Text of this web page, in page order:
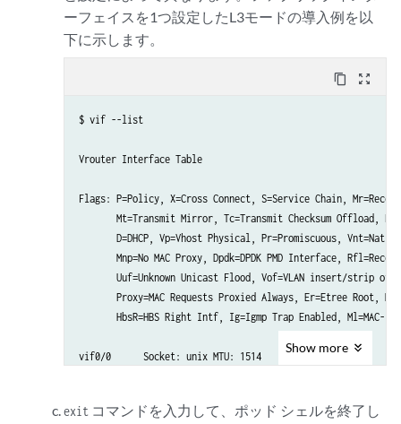
ーフェイスを1つ設定したL3モードの導入例を以
下に示します。
content_copy zoom_out_map
$ vif --list
Vrouter Interface Table
Flags: P=Policy, X=Cross Connect, S=Service Chain,
Mt=Transmit Mirror, Tc=Transmit Checksum Offload,
D=DHCP, Vp=Vhost Physical, Pr=Promiscuous,
Mnp=No MAC Proxy, Dpdk=DPDK PMD Interface,
Uuf=Unknown Unicast Flood, Vof=VLAN insert/strip
Proxy=MAC Requests Proxied Always, Er=Etree Root,
HbsR=HBS Right Intf, Ig=Igmp Trap Enabled, Ml=MAC-
vif0/0      Socket: unix MTU: 1514
RX queue errors to lcore 0 0 0 0 0 0 0 0 0 0 0
Show more
exitコマンドを入力して、ポッド シェルを終了し